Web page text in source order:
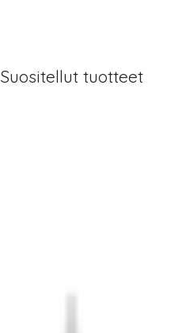
Suositellut tuotteet